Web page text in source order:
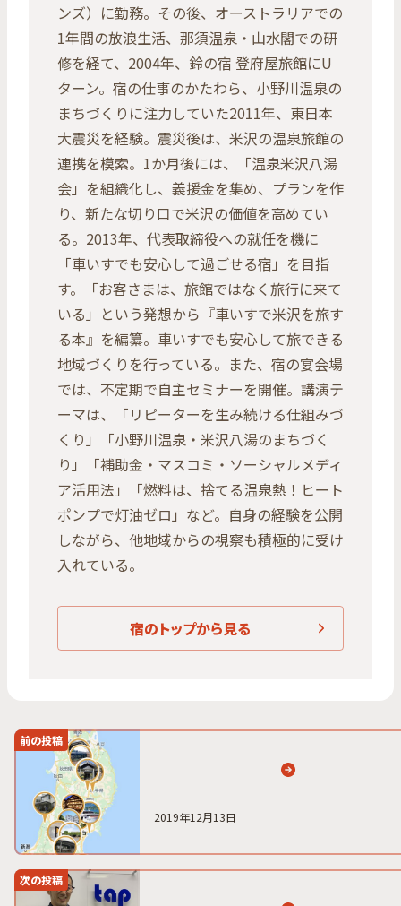
ンズ）に勤務。その後、オーストラリアでの
1年間の放浪生活、那須温泉・山水閣での研
修を経て、2004年、鈴の宿 登府屋旅館にU
ターン。宿の仕事のかたわら、小野川温泉の
まちづくりに注力していた2011年、東日本
大震災を経験。震災後は、米沢の温泉旅館の
連携を模索。1か月後には、「温泉米沢八湯
会」を組織化し、義援金を集め、プランを作
り、新たな切り口で米沢の価値を高めてい
る。2013年、代表取締役への就任を機に
「車いすでも安心して過ごせる宿」を目指
す。「お客さまは、旅館ではなく旅行に来て
いる」という発想から『車いすで米沢を旅す
る本』を編纂。車いすでも安心して旅できる
地域づくりを行っている。また、宿の宴会場
では、不定期で自主セミナーを開催。講演テ
ーマは、「リピーターを生み続ける仕組みづ
くり」「小野川温泉・米沢八湯のまちづく
り」「補助金・マスコミ・ソーシャルメディ
ア活用法」「燃料は、捨てる温泉熱！ヒート
ポンプで灯油ゼロ」など。自身の経験を公開
しながら、他地域からの視察も積極的に受け
入れている。
宿のトップから見る
前の投稿
2019年12月13日
次の投稿